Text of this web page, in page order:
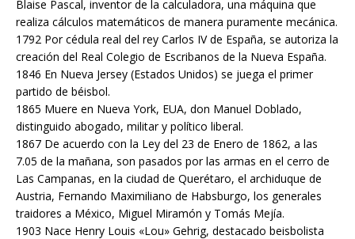
Blaise Pascal, inventor de la calculadora, una máquina que
realiza cálculos matemáticos de manera puramente mecánica.
1792 Por cédula real del rey Carlos IV de España, se autoriza la
creación del Real Colegio de Escribanos de la Nueva España.
1846 En Nueva Jersey (Estados Unidos) se juega el primer
partido de béisbol.
1865 Muere en Nueva York, EUA, don Manuel Doblado,
distinguido abogado, militar y político liberal.
1867 De acuerdo con la Ley del 23 de Enero de 1862, a las
7.05 de la mañana, son pasados por las armas en el cerro de
Las Campanas, en la ciudad de Querétaro, el archiduque de
Austria, Fernando Maximiliano de Habsburgo, los generales
traidores a México, Miguel Miramón y Tomás Mejía.
1903 Nace Henry Louis «Lou» Gehrig, destacado beisbolista